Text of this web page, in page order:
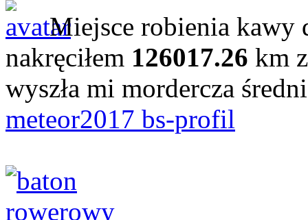
Miejsce robienia kawy
nakręciłem 126017.26 km
wyszła mi mordercza
meteor2017 bs-profil